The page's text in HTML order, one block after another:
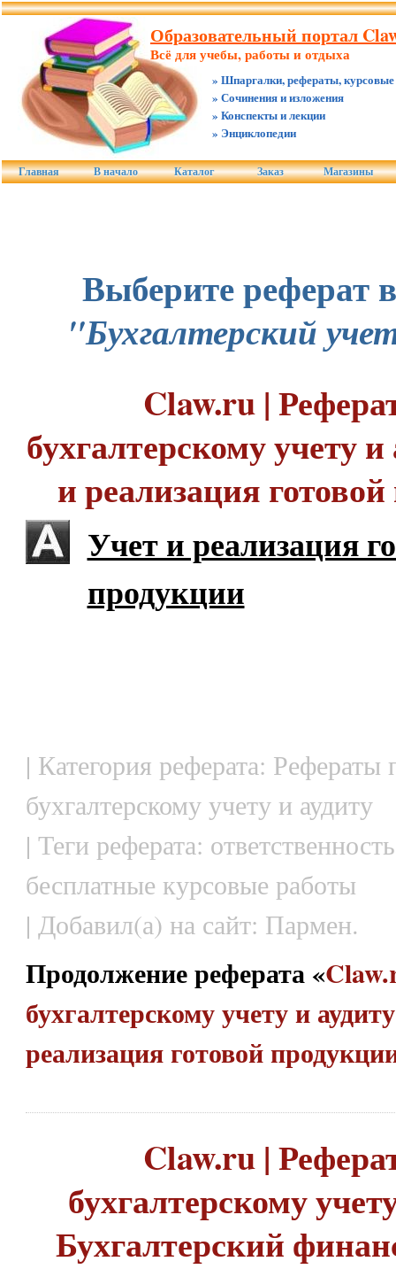
Образовательный портал
Всё для учебы, работы и отдыха
» Шпаргалки, рефераты, курсовые
» Сочинения и изложения
» Конспекты и лекции
» Энциклопедии
Главная В начало Каталог Заказ Магазины
Выберите реферат
"Бухгалтерский
Claw.ru |
бухгалтерскому учету
и реализация
Учет и реализация
продукции
| Категория реферата: Рефераты
бухгалтерскому учету и аудиту
| Теги реферата:
бесплатные курсовые работы
| Добавил(а) на сайт: Пармен.
Продолжение реферата «
бухгалтерскому учету и
реализация готовой
Claw.ru |
бухгалтерскому
Бухгалтерский